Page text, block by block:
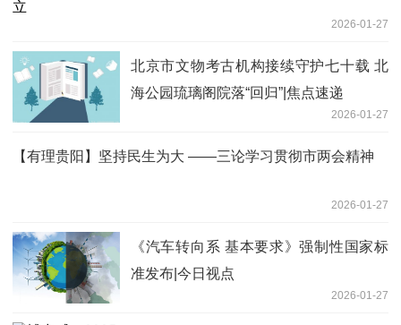
2026-01-27
北京市文物考古机构接续守护七十载 北
海公园琉璃阁院落“回归”|焦点速递
2026-01-27
【有理贵阳】坚持民生为大 ——三论学习贯彻市两会精神
2026-01-27
《汽车转向系 基本要求》强制性国家标
准发布|今日视点
2026-01-27